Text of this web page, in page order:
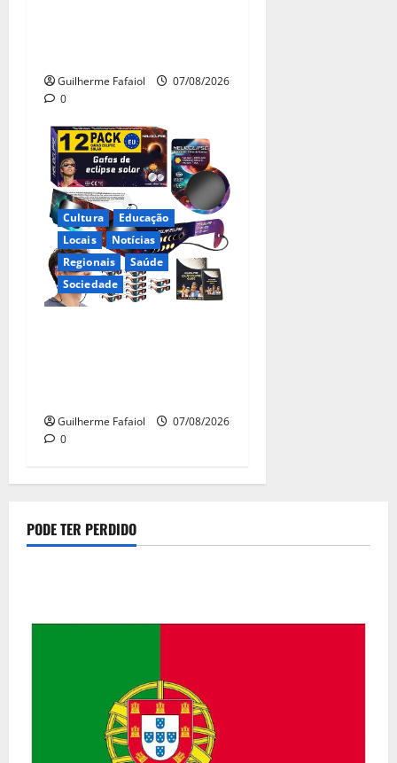
Guilherme Fafaiol
07/08/2026
0
Cultura
Educação
Locais
Notícias
Regionais
Saúde
Sociedade
Guilherme Fafaiol
07/08/2026
0
PODE TER PERDIDO